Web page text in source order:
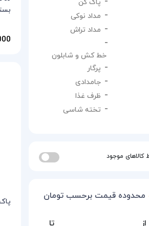
مداد نوکی
مداد تراش
خط کش و شابلون
پرگار
جامدادی
ظرف غذا
تخته شاسی
کالاهای موجود
محدوده قیمت برحسب تومان
از
تا
پاک